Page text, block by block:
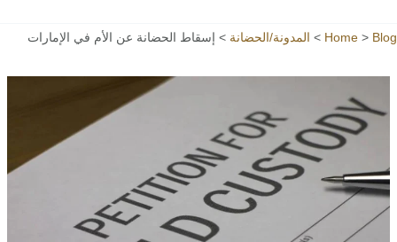
Home > Blog
> المدونة/الحضانة > إسقاط الحضانة عن الأم في الإمارات